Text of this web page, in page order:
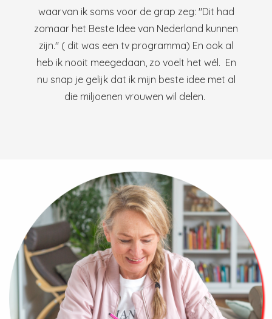
waarvan ik soms voor de grap zeg: "Dit had
zomaar het Beste Idee van Nederland kunnen
zijn." ( dit was een tv programma) En ook al
heb ik nooit meegedaan, zo voelt het wél. En
nu snap je gelijk dat ik mijn beste idee met al
die miljoenen vrouwen wil delen.